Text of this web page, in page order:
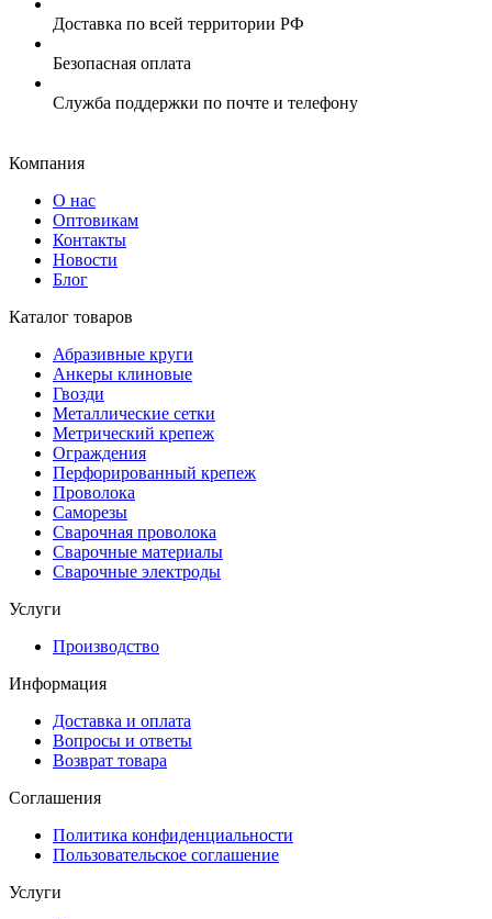
Доставка по всей территории РФ
Безопасная оплата
Служба поддержки по почте и телефону
Компания
О нас
Оптовикам
Контакты
Новости
Блог
Каталог товаров
Абразивные круги
Анкеры клиновые
Гвозди
Металлические сетки
Метрический крепеж
Ограждения
Перфорированный крепеж
Проволока
Саморезы
Сварочная проволока
Сварочные материалы
Сварочные электроды
Услуги
Производство
Информация
Доставка и оплата
Вопросы и ответы
Возврат товара
Соглашения
Политика конфиденциальности
Пользовательское соглашение
Услуги